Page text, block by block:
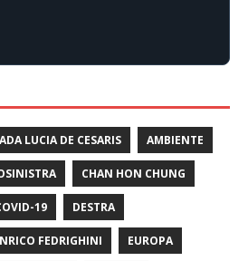
ADA LUCIA DE CESARIS AMBIENTE
CHAN HON CHUNG
19 DESTRA
FEDRIGHINI EUROPA